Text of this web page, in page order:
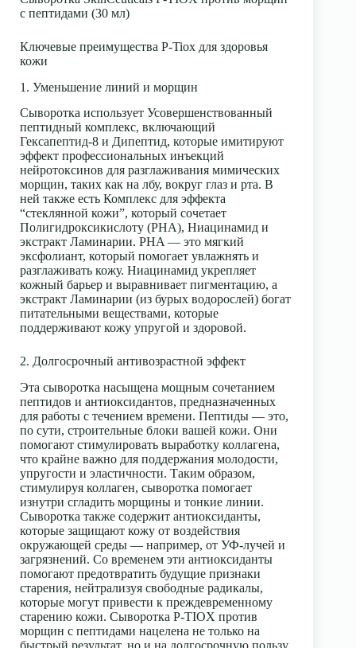
с пептидами (30 мл)
Ключевые преимущества P-Tiox для здоровья
кожи
1. Уменьшение линий и морщин
Сыворотка использует Усовершенствованный
пептидный комплекс, включающий
Гексапептид-8 и Дипептид, которые имитируют
эффект профессиональных инъекций
нейротоксинов для разглаживания мимических
морщин, таких как на лбу, вокруг глаз и рта. В
ней также есть Комплекс для эффекта
“стеклянной кожи”, который сочетает
Полигидроксикислоту (PHA), Ниацинамид и
экстракт Ламинарии. PHA — это мягкий
эксфолиант, который помогает увлажнять и
разглаживать кожу. Ниацинамид укрепляет
кожный барьер и выравнивает пигментацию, а
экстракт Ламинарии (из бурых водорослей) богат
питательными веществами, которые
поддерживают кожу упругой и здоровой.
2. Долгосрочный антивозрастной эффект
Эта сыворотка насыщена мощным сочетанием
пептидов и антиоксидантов, предназначенных
для работы с течением времени. Пептиды — это,
по сути, строительные блоки вашей кожи. Они
помогают стимулировать выработку коллагена,
что крайне важно для поддержания молодости,
упругости и эластичности. Таким образом,
стимулируя коллаген, сыворотка помогает
изнутри сгладить морщины и тонкие линии.
Сыворотка также содержит антиоксиданты,
которые защищают кожу от воздействия
окружающей среды — например, от УФ-лучей и
загрязнений. Со временем эти антиоксиданты
помогают предотвратить будущие признаки
старения, нейтрализуя свободные радикалы,
которые могут привести к преждевременному
старению кожи. Сыворотка P-TIOX против
морщин с пептидами нацелена не только на